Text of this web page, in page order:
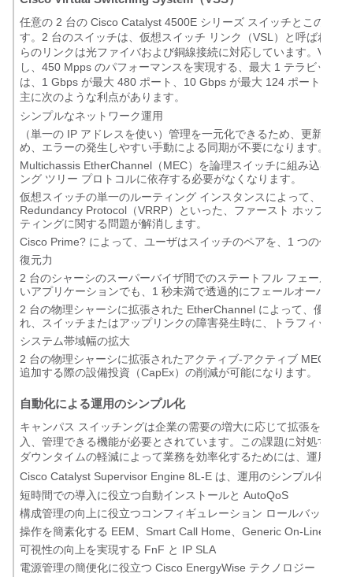
任意の 2 台の Cisco Catalyst 4500E シリーズ スイッチとこのス
す。2 台のスイッチは、仮想スイッチ リンク（VSL）と呼ばれて
らのリンクは光ファイバおよび銅線接続に対応しています。VSS
し、450 Mpps のパフォーマンスを実現する、最大 1 テラビット
は、1 Gbps が最大 480 ポート、10 Gbps が最大 124 ポートまで
主に次のような利点があります。
シンプルなネットワーク運用
（単一の IP アドレスを使い）管理を一元化できるため、更新、
め、エラーの発生しやすい手動による同期が不要になります。
Multichassis EtherChannel（MEC）を論理スイッチに組み込むこ
ング ツリー プロトコルに依存する必要がなくなります。
仮想スイッチの単一のルーティング インスタンスによって、Hot
Redundancy Protocol（VRRP）といった、ファースト ホップの
ティングに関する問題が解消します。
Cisco Prime? によって、ユーザはスイッチのペアを、1 つの仮想
復元力
2 台のシャーシのスーパーバイザ間でのステートフル フェールオ
いアプリケーションでも、1 秒未満で透過的にフェールオーバーで
2 台の物理シャーシに拡張された EtherChannel によって、優れ
れ、スイッチまたはアップリンクの障害発生時に、トラフィック
システム帯域幅の拡大
2 台の物理シャーシに拡張されたアクティブ-アクティブ MEC に
追加する際の設備投資（CapEx）の削減が可能になります。
自動化による運用のシンプル化
キャンパス スイッチングは企業の需要の増大に応じて拡張を続け
入、管理できる機能が必要とされています。この課題に対処する
ダウンタイムの軽減によって業務を効率化するためには、運用を
Cisco Catalyst Supervisor Engine 8L-E は、運用のシンプル化を
短時間での導入に役立つ自動インストールと AutoQoS
構成管理の向上に役立つコンフィギュレーション ロールバック
操作を簡素化する EEM、Smart Call Home、Generic On-Line
可視性の向上を実現する FnF と IP SLA
電源管理の簡便化に役立つ Cisco EnergyWise テクノロジー